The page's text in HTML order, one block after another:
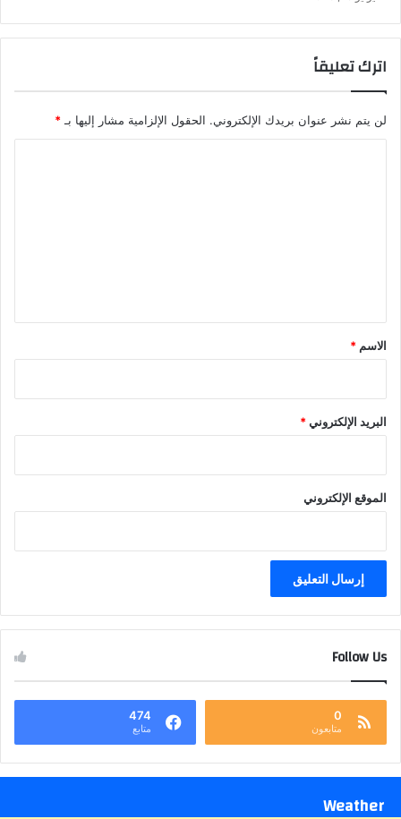
اترك تعليقاً
لن يتم نشر عنوان بريدك الإلكتروني. الحقول الإلزامية مشار إليها بـ *
*
الاسم *
البريد الإلكتروني*
الموقع الإلكتروني
Follow Us
0
متابعون
474
متابع
Weather